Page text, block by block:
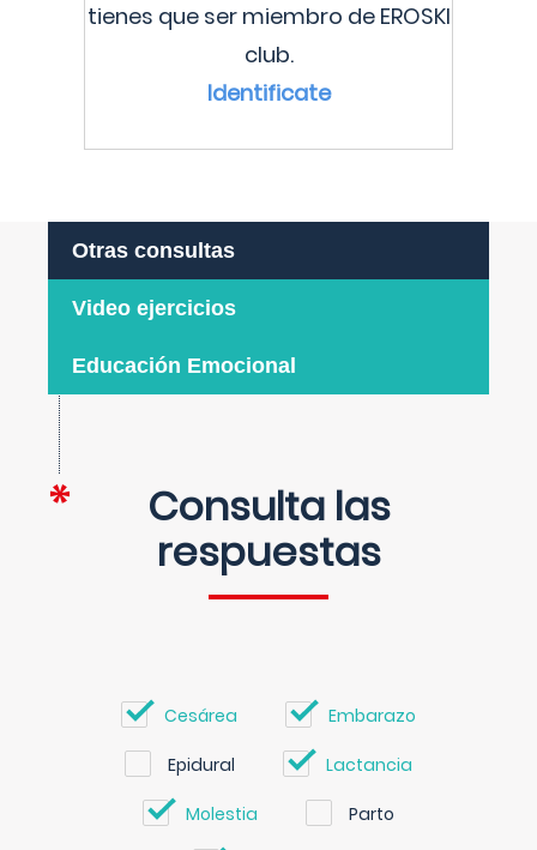
tienes que ser miembro de EROSKI
club.
Identificate
Otras consultas
Video ejercicios
Educación Emocional
Consulta las
respuestas
Cesárea Embarazo
Epidural Lactancia
Molestia Parto